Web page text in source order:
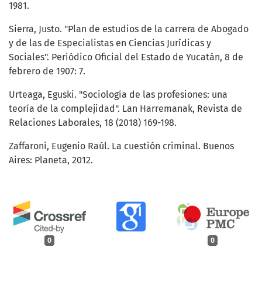
0 0
1981.
Sierra, Justo. "Plan de estudios de la carrera de Abogado
y de las de Especialistas en Ciencias Jurídicas y
Sociales". Periódico Oficial del Estado de Yucatán, 8 de
febrero de 1907: 7.
Urteaga, Eguski. "Sociología de las profesiones: una
teoría de la complejidad". Lan Harremanak, Revista de
Relaciones Laborales, 18 (2018) 169-198.
Zaffaroni, Eugenio Raúl. La cuestión criminal. Buenos
Aires: Planeta, 2012.